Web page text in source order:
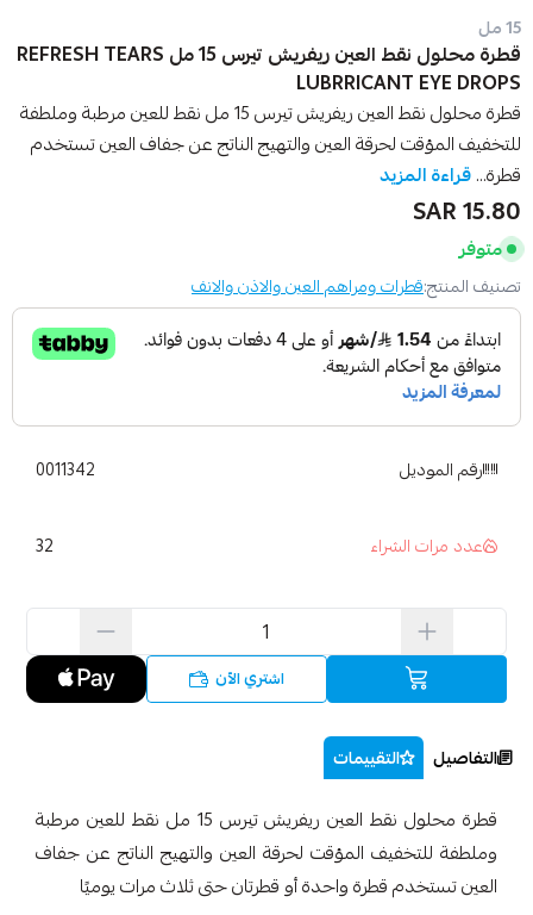
15 مل
قطرة محلول نقط العين ريفريش تيرس 15 مل REFRESH TEARS
LUBRRICANT EYE DROPS
قطرة محلول نقط العين ريفريش تيرس 15 مل نقط للعين مرطبة وملطفة
للتخفيف المؤقت لحرقة العين والتهيج الناتج عن جفاف العين تستخدم
قطرة...قراءة المزيد
15.80 SAR
متوفر
تصنيف المنتج:قطرات ومراهم العين والاذن والانف
رقم الموديل 0011342
عدد مرات الشراء 32
اشتري الآن
التفاصيل التقييمات
قطرة محلول نقط العين ريفريش تيرس 15 مل نقط للعين مرطبة
وملطفة للتخفيف المؤقت لحرقة العين والتهيج الناتج عن جفاف
العين تستخدم قطرة واحدة أو قطرتان حتى ثلاث مرات يوميًا